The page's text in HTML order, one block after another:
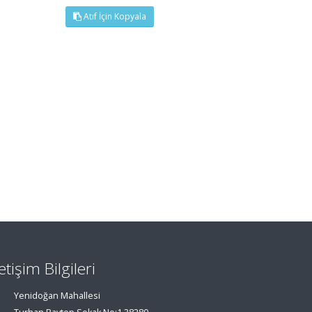
Atıf İçin Kopyala
Bilgileri
Yenidoğan Mahallesi